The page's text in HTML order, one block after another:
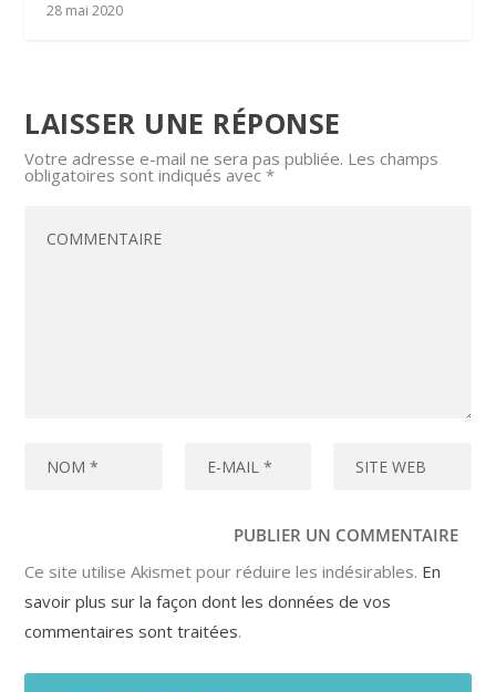
28 mai 2020
LAISSER UNE RÉPONSE
Votre adresse e-mail ne sera pas publiée. Les champs
obligatoires sont indiqués avec*
Ce site utilise Akismet pour réduire les indésirables. En
savoir plus sur la façon dont les données de vos
commentaires sont traitées.